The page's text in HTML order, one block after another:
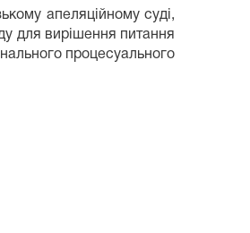
апеляційному суді,
для вирішення питання
процесуального